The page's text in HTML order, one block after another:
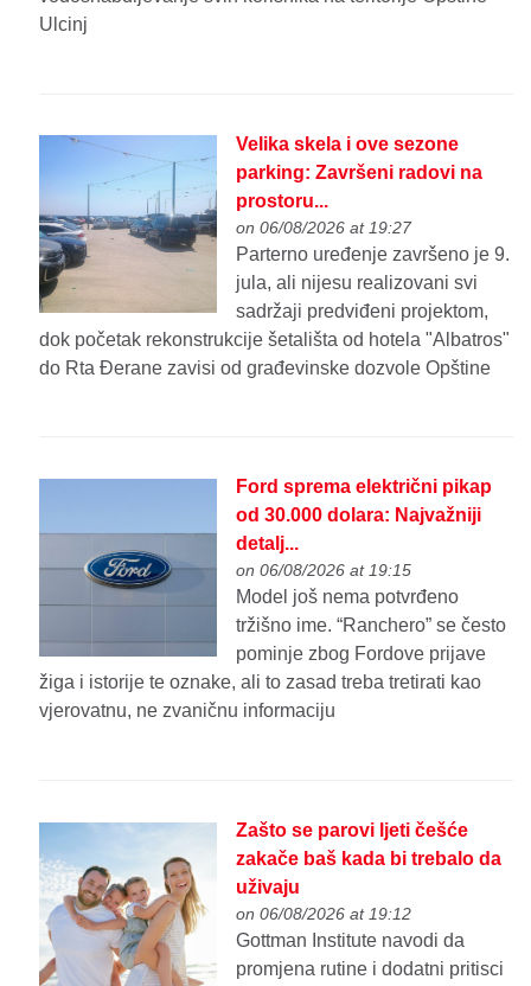
Ulcinj
Velika skela i ove sezone
parking: Završeni radovi na
prostoru...
on 06/08/2026 at 19:27
Parterno uređenje završeno je 9.
jula, ali nijesu realizovani svi
sadržaji predviđeni projektom,
dok početak rekonstrukcije šetališta od hotela "Albatros"
do Rta Đerane zavisi od građevinske dozvole Opštine
Ford sprema električni pikap
od 30.000 dolara: Najvažniji
detalj...
on 06/08/2026 at 19:15
Model još nema potvrđeno
tržišno ime. “Ranchero” se često
pominje zbog Fordove prijave
žiga i istorije te oznake, ali to zasad treba tretirati kao
vjerovatnu, ne zvaničnu informaciju
Zašto se parovi ljeti češće
zakače baš kada bi trebalo da
uživaju
on 06/08/2026 at 19:12
Gottman Institute navodi da
promjena rutine i dodatni pritisci